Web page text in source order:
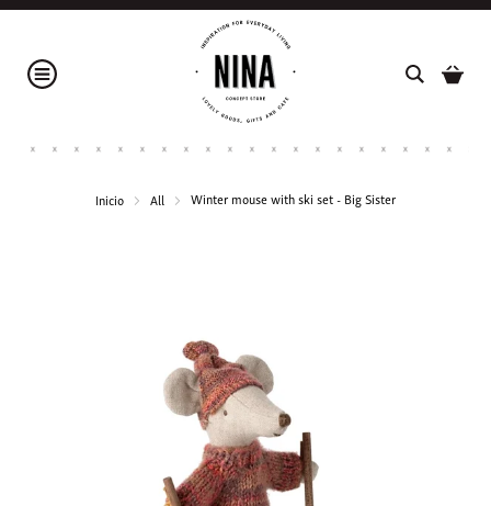
Inicio All Winter mouse with ski set - Big Sister